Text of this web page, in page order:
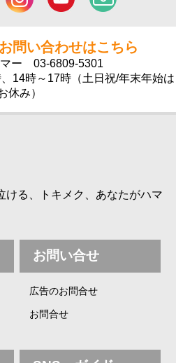
問い合わせはこちら
マー 03-6809-5301
14時～17時（土日祝/年末年始は
休み）
ける、トキメク、あなたがハマ
お問い合せ
広告のお問合せ
お問合せ